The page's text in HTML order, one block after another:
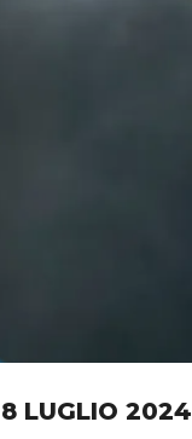
8 LUGLIO 2024